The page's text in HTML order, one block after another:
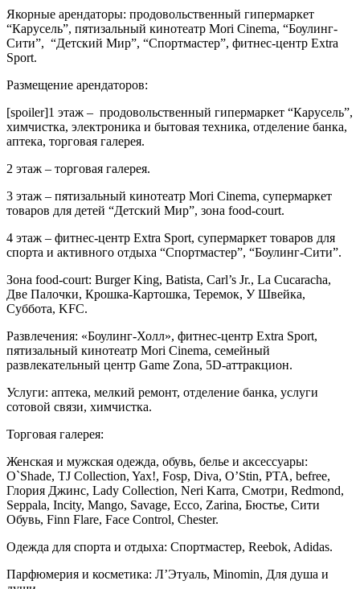
Якорные арендаторы: продовольственный гипермаркет
“Карусель”, пятизальный кинотеатр Mori Cinema, “Боулинг-
Сити”, “Детский Мир”, “Спортмастер”, фитнес-центр Extra
Sport.
Размещение арендаторов:
[spoiler]1 этаж – продовольственный гипермаркет “Карусель”,
химчистка, электроника и бытовая техника, отделение банка,
аптека, торговая галерея.
2 этаж – торговая галерея.
3 этаж – пятизальный кинотеатр Mori Cinema, супермаркет
товаров для детей “Детский Мир”, зона food-court.
4 этаж – фитнес-центр Extra Sport, супермаркет товаров для
спорта и активного отдыха “Спортмастер”, “Боулинг-Сити”.
Зона food-court: Burger King, Batista, Carl’s Jr., La Cucaracha,
Две Палочки, Крошка-Картошка, Теремок, У Швейка,
Суббота, KFC.
Развлечения: «Боулинг-Холл», фитнес-центр Extra Sport,
пятизальный кинотеатр Mori Cinema, семейный
развлекательный центр Game Zona, 5D-аттракцион.
Услуги: аптека, мелкий ремонт, отделение банка, услуги
сотовой связи, химчистка.
Торговая галерея:
Женская и мужская одежда, обувь, белье и аксессуары:
O`Shade, TJ Collection, Yax!, Fosp, Diva, O’Stin, PTA, befree,
Глория Джинс, Lady Collection, Neri Karra, Смотри, Redmond,
Seppala, Incity, Mango, Savage, Ecco, Zarina, Бюстье, Сити
Обувь, Finn Flare, Face Control, Chester.
Одежда для спорта и отдыха: Спортмастер, Reebok, Adidas.
Парфюмерия и косметика: Л’Этуаль, Minomin, Для душа и